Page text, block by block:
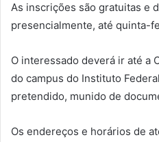
As inscrições são gratuitas e
presencialmente, até quinta-
O interessado deverá ir até a
do campus do Instituto
pretendido, munido de
Os endereços e horários de